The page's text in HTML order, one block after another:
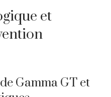
et
Gamma GT et